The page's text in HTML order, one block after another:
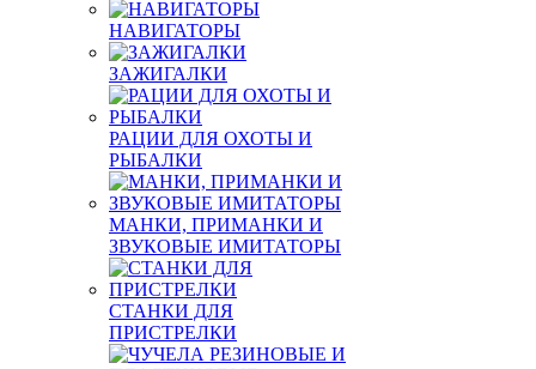
НАВИГАТОРЫ
ЗАЖИГАЛКИ
РАЦИИ ДЛЯ ОХОТЫ И
РЫБАЛКИ
МАНКИ, ПРИМАНКИ И
ЗВУКОВЫЕ ИМИТАТОРЫ
СТАНКИ ДЛЯ
ПРИСТРЕЛКИ